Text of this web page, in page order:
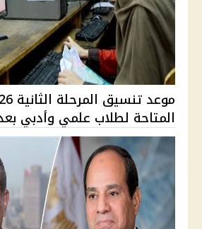
المتاحة لطلاب علمي وأدبي